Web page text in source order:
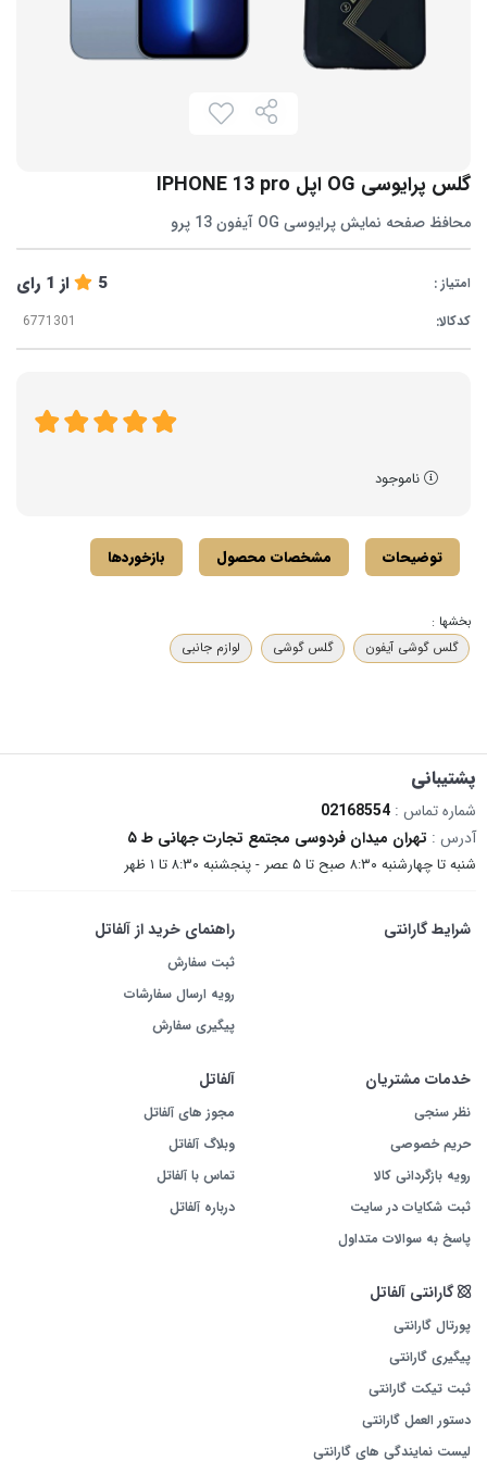
گلس پرایوسی OG اپل IPHONE 13 pro
محافظ صفحه نمایش پرایوسی OG آیفون 13 پرو
امتیاز : 5 از 1 رای
کدکالا:
ناموجود
توضیحات مشخصات محصول بازخوردها
بخشها :
گلس گوشی آیفون
گلس گوشی لوازم جانبی
پشتیبانی
شماره تماس : 02168554
آدرس : تهران میدان فردوسی مجتمع تجارت جهانی ط ۵
شنبه تا چهارشنبه ۸:۳۰ صبح تا ۵ عصر - پنجشنبه ۸:۳۰ تا ۱ ظهر
شرایط گارانتی راهنمای خرید از آلفاتل
ثبت سفارش
رویه ارسال سفارشات
پیگیری سفارش
خدمات مشتریان
نظر سنجی
حریم خصوصی
رویه بازگردانی کالا
ثبت شکایات در سایت
پاسخ به سوالات متداول
آلفاتل
مجوز های آلفاتل
وبلاگ آلفاتل
تماس با آلفاتل
درباره آلفاتل
گارانتی آلفاتل
پورتال گارانتی
پیگیری گارانتی
ثبت تیکت گارانتی
دستور العمل گارانتی
لیست نمایندگی های گارانتی